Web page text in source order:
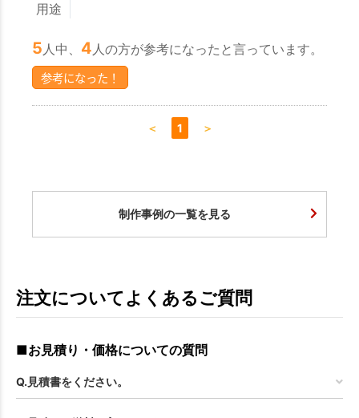
用途
5 人中、 4 人の方が参考になったと言っています。
参考になった！
＜ 1 ＞
制作事例の一覧を見る
注文についてよくあるご質問
■お見積り・価格についての質問
Q.見積書をください。